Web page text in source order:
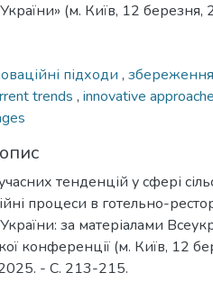
(м. Київ, 12 березня,
підходи , збереження
trends , innovative
тенденцій у сфері
процеси в готельно-
за матеріалами
конференції (м. Київ, 12
- С. 213-215.